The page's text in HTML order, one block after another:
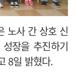
노사 간 상호 신
장을 추진하기
8일 밝혔다.